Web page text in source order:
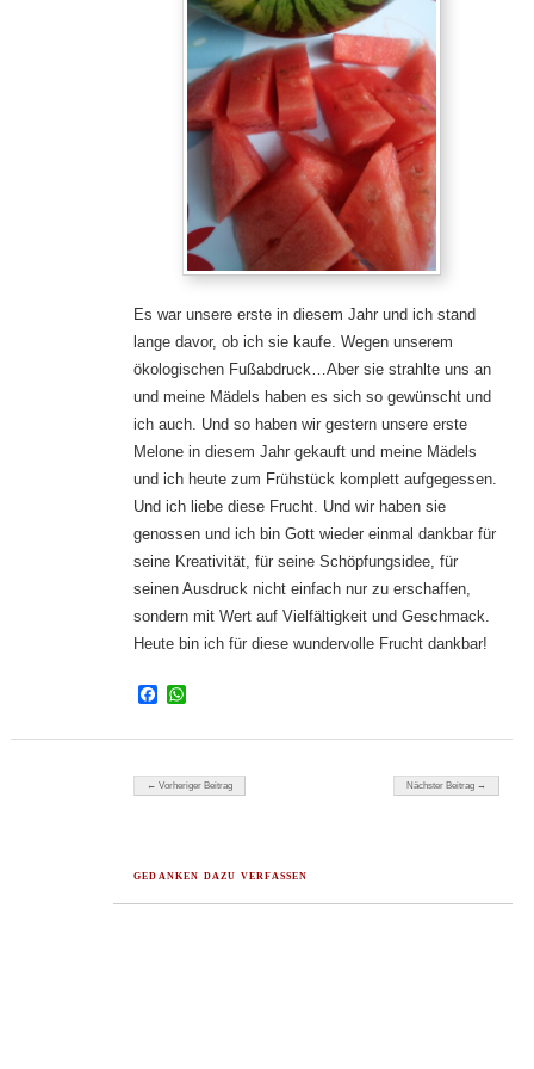
Es war unsere erste in diesem Jahr und ich stand
lange davor, ob ich sie kaufe. Wegen unserem
ökologischen Fußabdruck…Aber sie strahlte uns an
und meine Mädels haben es sich so gewünscht und
ich auch. Und so haben wir gestern unsere erste
Melone in diesem Jahr gekauft und meine Mädels
und ich heute zum Frühstück komplett aufgegessen.
Und ich liebe diese Frucht. Und wir haben sie
genossen und ich bin Gott wieder einmal dankbar für
seine Kreativität, für seine Schöpfungsidee, für
seinen Ausdruck nicht einfach nur zu erschaffen,
sondern mit Wert auf Vielfältigkeit und Geschmack.
Heute bin ich für diese wundervolle Frucht dankbar!
Facebook
WhatsApp
Beitragsnavigation
← Vorheriger Beitrag Nächster Beitrag →
GEDANKEN DAZU VERFASSEN